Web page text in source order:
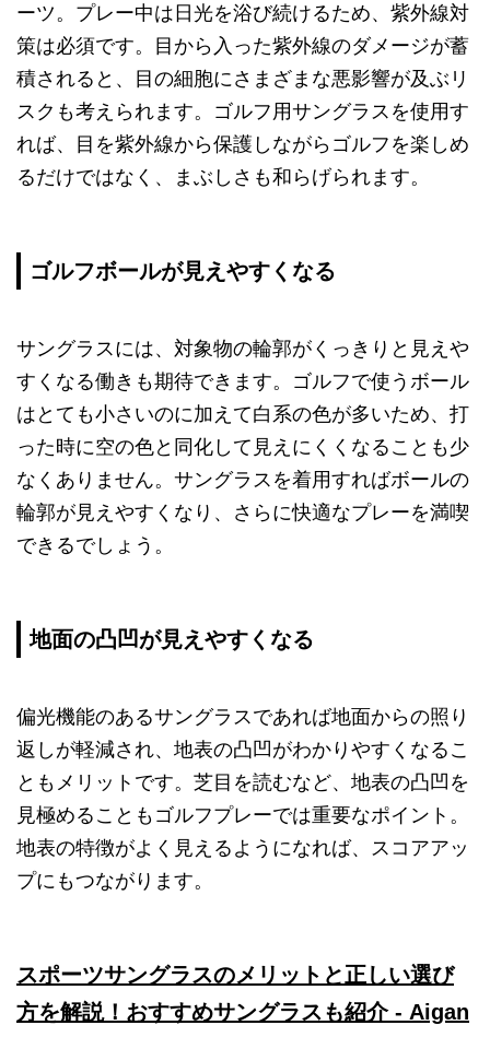
ーツ。プレー中は日光を浴び続けるため、紫外線対
策は必須です。目から入った紫外線のダメージが蓄
積されると、目の細胞にさまざまな悪影響が及ぶリ
スクも考えられます。ゴルフ用サングラスを使用す
れば、目を紫外線から保護しながらゴルフを楽しめ
るだけではなく、まぶしさも和らげられます。
ゴルフボールが見えやすくなる
サングラスには、対象物の輪郭がくっきりと見えや
すくなる働きも期待できます。ゴルフで使うボール
はとても小さいのに加えて白系の色が多いため、打
った時に空の色と同化して見えにくくなることも少
なくありません。サングラスを着用すればボールの
輪郭が見えやすくなり、さらに快適なプレーを満喫
できるでしょう。
地面の凸凹が見えやすくなる
偏光機能のあるサングラスであれば地面からの照り
返しが軽減され、地表の凸凹がわかりやすくなるこ
ともメリットです。芝目を読むなど、地表の凸凹を
見極めることもゴルフプレーでは重要なポイント。
地表の特徴がよく見えるようになれば、スコアアッ
プにもつながります。
スポーツサングラスのメリットと正しい選び
方を解説！おすすめサングラスも紹介 - Aigan